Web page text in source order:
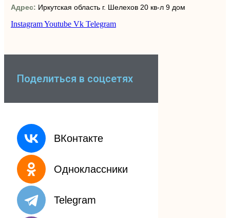
Адрес: Иркутская область г. Шелехов 20 кв-л 9 дом
InstagramYoutube Vk Telegram
Поделиться в соцсетях
ВКонтакте
Одноклассники
Telegram